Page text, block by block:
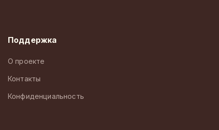
Поддержка
О проекте
Контакты
Конфиденциальность